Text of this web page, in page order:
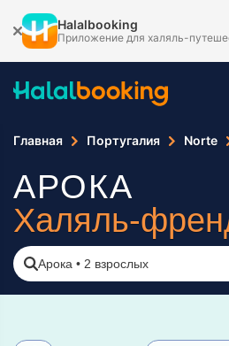
Halalbooking
Приложение для халяль-
Главная Португалия Norte
АРОКА
Халяль-
Арока • 2 взрослых